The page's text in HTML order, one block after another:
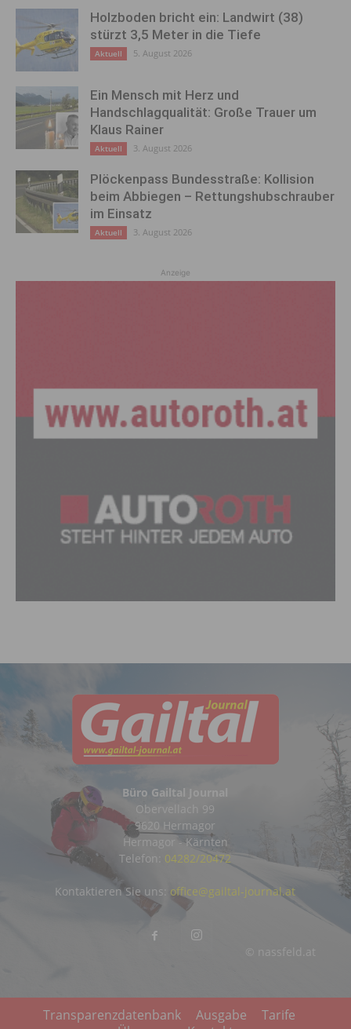
Holzboden bricht ein: Landwirt (38)
stürzt 3,5 Meter in die Tiefe
Aktuell 5. August 2026
Ein Mensch mit Herz und
Handschlagqualität: Große Trauer um
Klaus Rainer
Aktuell 3. August 2026
Plöckenpass Bundesstraße: Kollision
beim Abbiegen – Rettungshubschrauber
im Einsatz
Aktuell 3. August 2026
Anzeige
Büro Gailtal Journal
Obervellach 99
9620 Hermagor
Hermagor - Kärnten
Telefon: 04282/20472
© nassfeld.at
Kontaktieren Sie uns: office@gailtal-journal.at
Transparenzdatenbank Ausgabe
Tarife